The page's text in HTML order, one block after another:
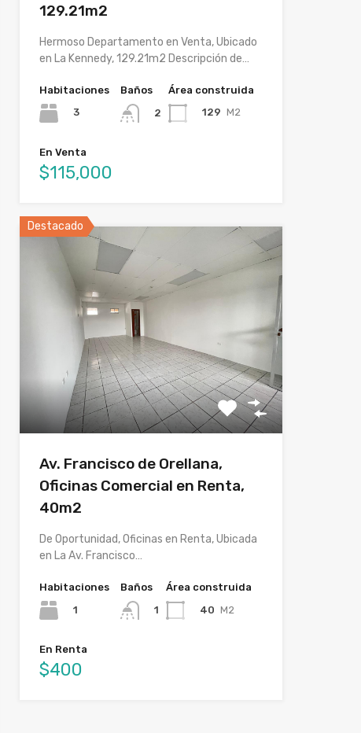
129.21m2
Hermoso Departamento en Venta, Ubicado
en La Kennedy, 129.21m2 Descripción de…
Habitaciones
3
Baños
2
Área construida
129 M2
En Venta
$115,000
Destacado
Av. Francisco de Orellana,
Oficinas Comercial en Renta,
40m2
De Oportunidad, Oficinas en Renta, Ubicada
en La Av. Francisco…
Habitaciones
1
Baños
1
Área construida
40 M2
En Renta
$400